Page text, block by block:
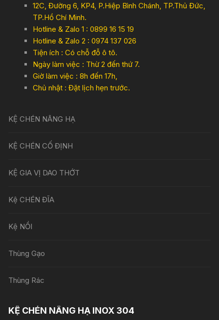
12C, Đường 6, KP4, P.Hiệp Bình Chánh, TP.Thủ Đức,
TP.Hồ Chí Minh.
Hotline & Zalo 1 : 0899 16 15 19
Hotline & Zalo 2 : 0974 137 026
Tiện ích : Có chỗ đỗ ô tô.
Ngày làm việc : Thừ 2 đến thứ 7.
Giờ làm việc : 8h đến 17h,
Chủ nhật : Đặt lịch hẹn trước.
KỆ CHÉN NÂNG HẠ
KỆ CHÉN CỐ ĐỊNH
KỆ GIA VỊ DAO THỚT
Kệ CHÉN ĐĨA
Kệ NỒI
Thùng Gạo
Thùng Rác
KỆ CHÉN NÂNG HẠ INOX 304